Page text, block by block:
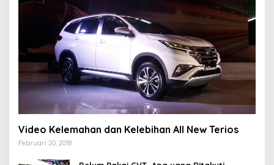
Video Kelemahan dan Kelebihan All New Terios
Februari 20, 2018